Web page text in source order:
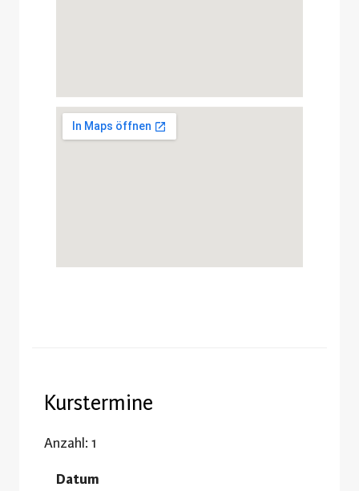
Kurstermine
Anzahl: 1
Datum